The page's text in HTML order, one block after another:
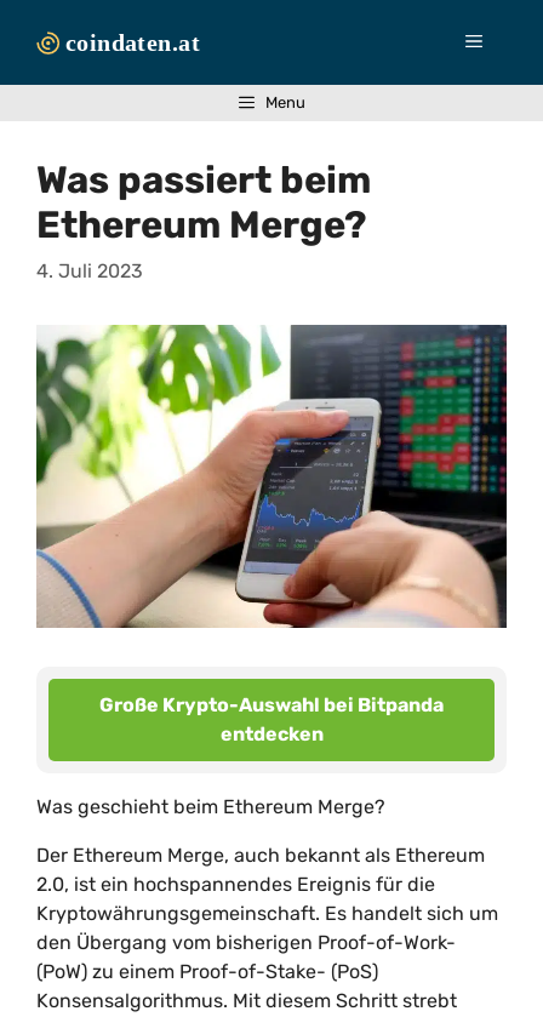
Inhalt
Menü
Menu
Was passiert beim
Ethereum Merge?
4. Juli 2023
Große Krypto-Auswahl bei Bitpanda
entdecken
Was geschieht beim Ethereum Merge?
Der Ethereum Merge, auch bekannt als Ethereum
2.0, ist ein hochspannendes Ereignis für die
Kryptowährungsgemeinschaft. Es handelt sich um
den Übergang vom bisherigen Proof-of-Work-
(PoW) zu einem Proof-of-Stake- (PoS)
Konsensalgorithmus. Mit diesem Schritt strebt